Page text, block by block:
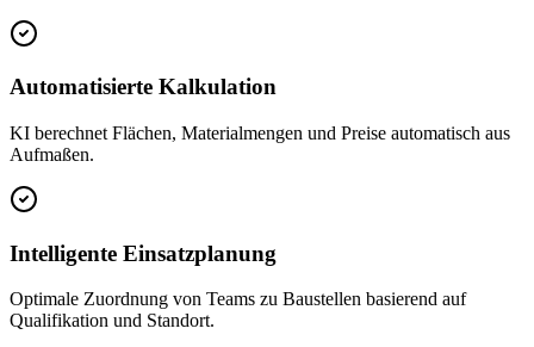
Automatisierte Kalkulation
KI berechnet Flächen, Materialmengen und Preise automatisch aus
Aufmaßen.
Intelligente Einsatzplanung
Optimale Zuordnung von Teams zu Baustellen basierend auf
Qualifikation und Standort.